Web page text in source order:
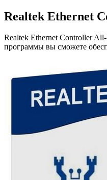
Realtek Ethernet
Realtek Ethernet Controller
программы вы сможете